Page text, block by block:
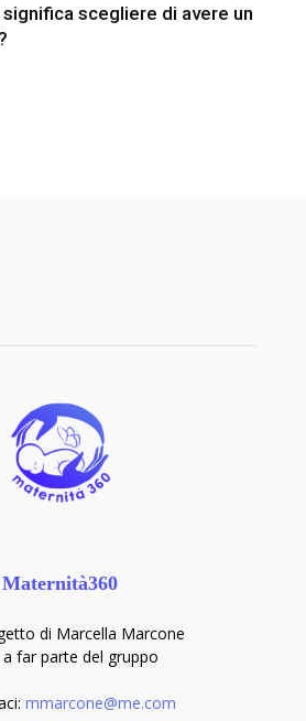
significa scegliere di avere un
Maternità360
di Marcella Marcone
a far parte del gruppo
mmarcone@me.com